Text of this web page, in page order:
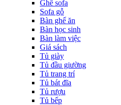
Ghế sofa
Sofa gỗ
Bàn ghế ăn
Bàn học sinh
Bàn làm việc
Giá sách
Tủ giày
Tủ đầu giường
Tủ trang trí
Tủ bát đĩa
Tủ rượu
Tủ bếp